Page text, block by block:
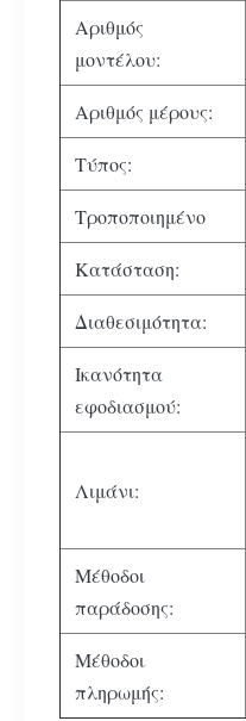
Αριθμός
μοντέλου:
Αριθμός μέρους:
Τύπος:
Τροποποιημένο
Κατάσταση:
Διαθεσιμότητα:
Ικανότητα
εφοδιασμού:
Λιμάνι:
Μέθοδοι
παράδοσης:
Μέθοδοι
πληρωμής: